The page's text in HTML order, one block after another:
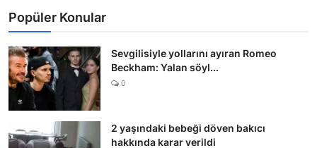
Popüler Konular
Sevgilisiyle yollarını ayıran Romeo
Beckham: Yalan söyl...
0
2 yaşındaki bebeği döven bakıcı
hakkında karar verildi